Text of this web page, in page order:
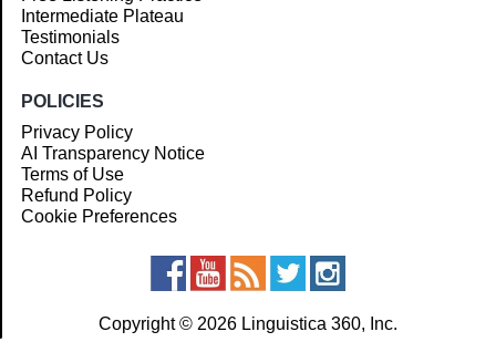
Intermediate Plateau
Testimonials
Contact Us
POLICIES
Privacy Policy
AI Transparency Notice
Terms of Use
Refund Policy
Cookie Preferences
Copyright © 2026 Linguistica 360, Inc.